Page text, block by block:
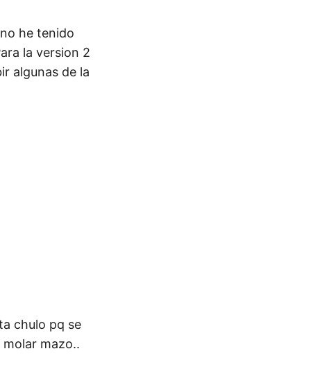
he tenido
la version 2
algunas de la
chulo pq se
mazo..